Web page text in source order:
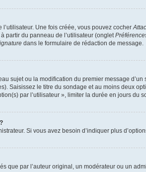
Une fois créée, vous pouvez cocher
partir du panneau de l’utilisateur (onglet
dans le formulaire de rédaction de message.
sujet ou la modification du premier message
Saisissez le titre du sondage et au moins deux
par l’utilisateur », limiter la durée en jours
Si vous avez besoin d’indiquer plus
que par l’auteur original, un modérateur ou un